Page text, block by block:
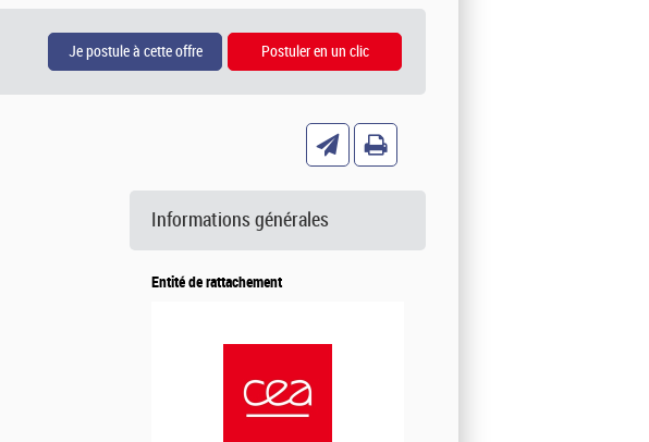
Informations générales
Entité de rattachement